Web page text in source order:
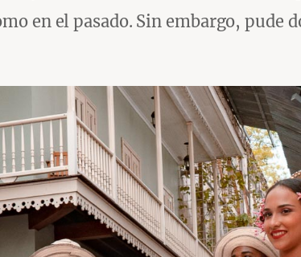
en el pasado. Sin embargo, pude